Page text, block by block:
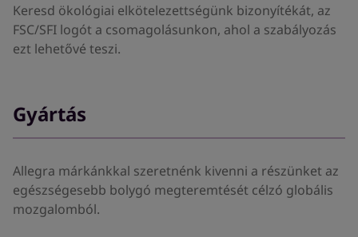
Keresd ökológiai elkötelezettségünk bizonyítékát, az
FSC/SFI logót a csomagolásunkon, ahol a szabályozás
ezt lehetővé teszi.
Gyártás
Allegra márkánkkal szeretnénk kivenni a részünket az
egészségesebb bolygó megteremtését célzó globális
mozgalomból.